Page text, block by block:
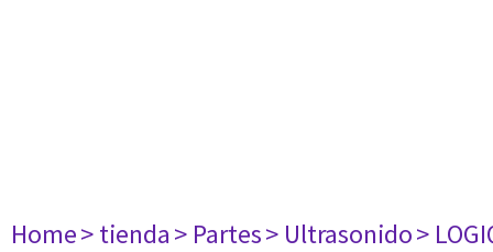
Home> tienda> Partes> Ultrasonido>